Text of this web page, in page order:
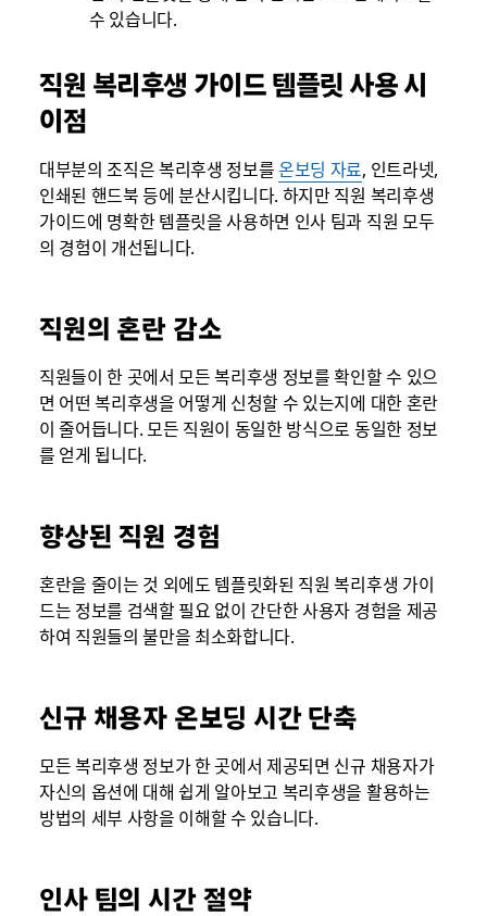
수 있습니다.
직원 복리후생 가이드 템플릿 사용 시
이점
대부분의 조직은 복리후생 정보를온보딩 자료, 인트라넷,
인쇄된 핸드북 등에 분산시킵니다. 하지만 직원 복리후생
가이드에 명확한 템플릿을 사용하면 인사 팀과 직원 모두
의 경험이 개선됩니다.
직원의 혼란 감소
직원들이 한 곳에서 모든 복리후생 정보를 확인할 수 있으
면 어떤 복리후생을 어떻게 신청할 수 있는지에 대한 혼란
이 줄어듭니다. 모든 직원이 동일한 방식으로 동일한 정보
를 얻게 됩니다.
향상된 직원 경험
혼란을 줄이는 것 외에도 템플릿화된 직원 복리후생 가이
드는 정보를 검색할 필요 없이 간단한 사용자 경험을 제공
하여 직원들의 불만을 최소화합니다.
신규 채용자 온보딩 시간 단축
모든 복리후생 정보가 한 곳에서 제공되면 신규 채용자가
자신의 옵션에 대해 쉽게 알아보고 복리후생을 활용하는
방법의 세부 사항을 이해할 수 있습니다.
인사 팀의 시간 절약